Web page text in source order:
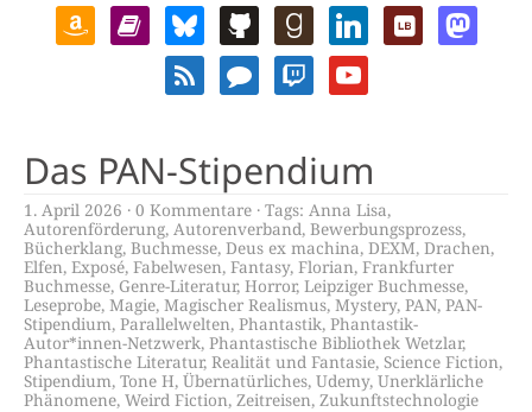
Das PAN-Stipendium
1. April 2026 0 Kommentare Tags: Anna Lisa,
Autorenförderung, Autorenverband, Bewerbungsprozess,
Bücherklang, Buchmesse, Deus ex machina, DEXM, Drachen,
Elfen, Exposé, Fabelwesen, Fantasy, Florian, Frankfurter
Buchmesse, Genre-Literatur, Horror, Leipziger Buchmesse,
Leseprobe, Magie, Magischer Realismus,Mystery, PAN, PAN-
Stipendium, Parallelwelten, Phantastik, Phantastik-
Autor*innen-Netzwerk, Phantastische Bibliothek Wetzlar,
Phantastische Literatur, Realität und Fantasie, Science Fiction,
Stipendium, Tone H, Übernatürliches, Udemy, Unerklärliche
Phänomene, Weird Fiction, Zeitreisen, Zukunftstechnologie